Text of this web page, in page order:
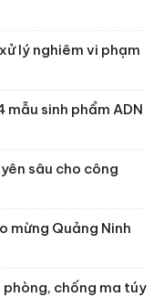
lý nghiêm vi phạm
mẫu sinh phẩm ADN
sâu cho công
mừng Quảng Ninh
phòng, chống ma túy